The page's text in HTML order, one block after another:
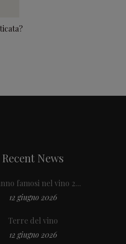
Recent News
famosi nel vino 2...
12 giugno 2026
Terre del vino
12 giugno 2026